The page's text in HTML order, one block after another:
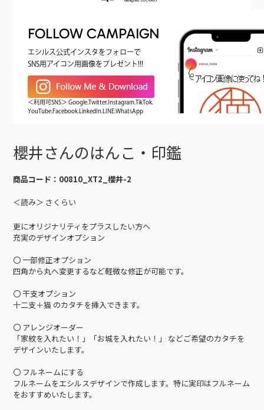
FOLLOW CAMPAIGN
エシルス公式インスタをフォローで
SNS用アイコン用画像をプレゼント!!!
＜利用可SNS＞ Google.Twitter.Instagram.TikTok.
YouTube.Facebook.LinkedIn.LINE.WhatsApp
櫻井さんのはんこ・印鑑
商品コード： 00810_XT2_櫻井-2
＜読み＞ さくらい
更にオリジナリティをプラスしたい方へ
充実のデザインオプション
〇 一部修正オプション
四角から丸へ変更するなど軽微な修正が可能です。
〇 干支オプション
十二支＋猫 のカタチを挿入できます。
〇 アレンジオーダー
「家紋を入れたい！」「お城を入れたい！」 などご希望のカタチを
デザインいたします。
〇 フルネームにする
フルネームをエシルスデザインで作成します。特に実印はフルネーム
をおすすめいたします。